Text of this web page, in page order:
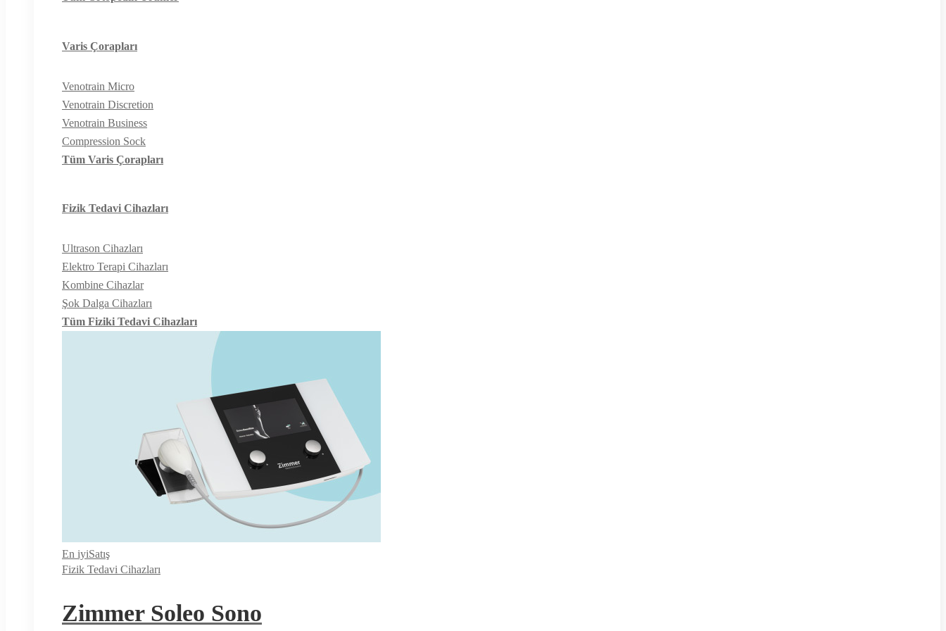
Varis Çorapları
Venotrain Micro
Venotrain Discretion
Venotrain Business
Compression Sock
Tüm Varis Çorapları
Fizik Tedavi Cihazları
Ultrason Cihazları
Elektro Terapi Cihazları
Kombine Cihazlar
Şok Dalga Cihazları
Tüm Fiziki Tedavi Cihazları
En iyiSatış
Fizik Tedavi Cihazları
Zimmer Soleo Sono